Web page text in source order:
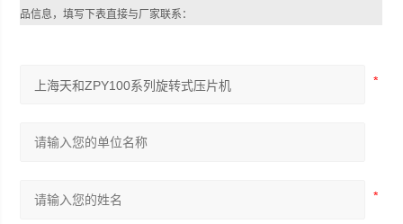
品信息，填写下表直接与厂家联系：